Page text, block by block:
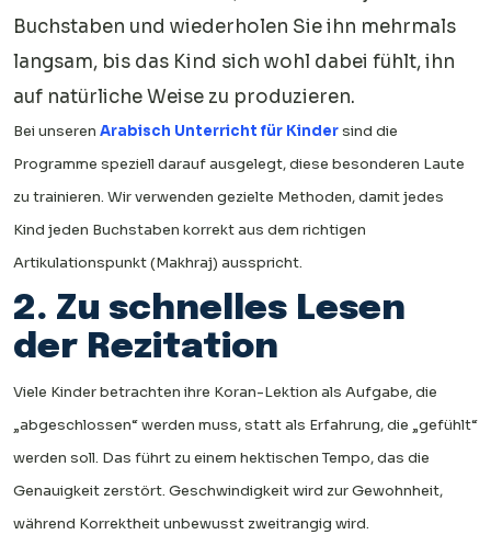
Buchstaben und wiederholen Sie ihn mehrmals
langsam, bis das Kind sich wohl dabei fühlt, ihn
auf natürliche Weise zu produzieren.
Bei unseren Arabisch Unterricht für Kinder sind die
Programme speziell darauf ausgelegt, diese besonderen Laute
zu trainieren. Wir verwenden gezielte Methoden, damit jedes
Kind jeden Buchstaben korrekt aus dem richtigen
Artikulationspunkt (Makhraj) ausspricht.
2. Zu schnelles Lesen
der Rezitation
Viele Kinder betrachten ihre Koran-Lektion als Aufgabe, die
„abgeschlossen“ werden muss, statt als Erfahrung, die „gefühlt“
werden soll. Das führt zu einem hektischen Tempo, das die
Genauigkeit zerstört. Geschwindigkeit wird zur Gewohnheit,
während Korrektheit unbewusst zweitrangig wird.